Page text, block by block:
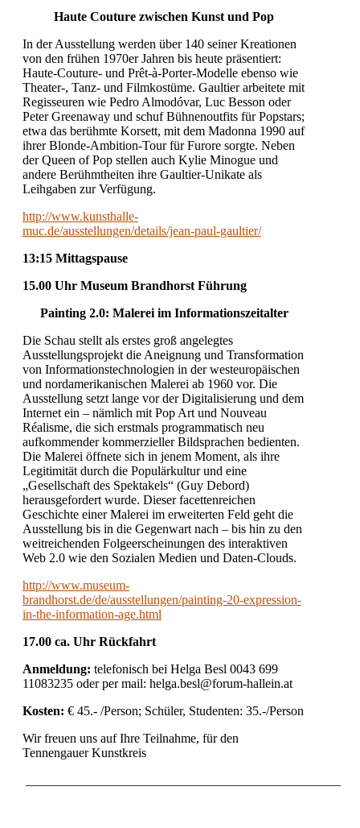
Haute Couture zwischen Kunst und Pop
In der Ausstellung werden über 140 seiner Kreationen
von den frühen 1970er Jahren bis heute präsentiert:
Haute-Couture- und Prêt-à-Porter-Modelle ebenso wie
Theater-, Tanz- und Filmkostüme. Gaultier arbeitete mit
Regisseuren wie Pedro Almodóvar, Luc Besson oder
Peter Greenaway und schuf Bühnenoutfits für Popstars;
etwa das berühmte Korsett, mit dem Madonna 1990 auf
ihrer Blonde-Ambition-Tour für Furore sorgte. Neben
der Queen of Pop stellen auch Kylie Minogue und
andere Berühmtheiten ihre Gaultier-Unikate als
Leihgaben zur Verfügung.
http://www.kunsthalle-
muc.de/ausstellungen/details/jean-paul-gaultier/
13:15 Mittagspause
15.00 Uhr Museum Brandhorst Führung
Painting 2.0: Malerei im Informationszeitalter
Die Schau stellt als erstes groß angelegtes
Ausstellungsprojekt die Aneignung und Transformation
von Informationstechnologien in der westeuropäischen
und nordamerikanischen Malerei ab 1960 vor. Die
Ausstellung setzt lange vor der Digitalisierung und dem
Internet ein – nämlich mit Pop Art und Nouveau
Réalisme, die sich erstmals programmatisch neu
aufkommender kommerzieller Bildsprachen bedienten.
Die Malerei öffnete sich in jenem Moment, als ihre
Legitimität durch die Populärkultur und eine
„Gesellschaft des Spektakels“ (Guy Debord)
herausgefordert wurde. Dieser facettenreichen
Geschichte einer Malerei im erweiterten Feld geht die
Ausstellung bis in die Gegenwart nach – bis hin zu den
weitreichenden Folgeerscheinungen des interaktiven
Web 2.0 wie den Sozialen Medien und Daten-Clouds.
http://www.museum-
brandhorst.de/de/ausstellungen/painting-20-expression-
in-the-information-age.html
17.00 ca. Uhr Rückfahrt
Anmeldung: telefonisch bei Helga Besl 0043 699
11083235 oder per mail: helga.besl@forum-hallein.at
Kosten: € 45.- /Person; Schüler, Studenten: 35.-/Person
Wir freuen uns auf Ihre Teilnahme, für den
Tennengauer Kunstkreis